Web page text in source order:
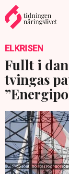
ELKRISEN
Fullt i
tvingas